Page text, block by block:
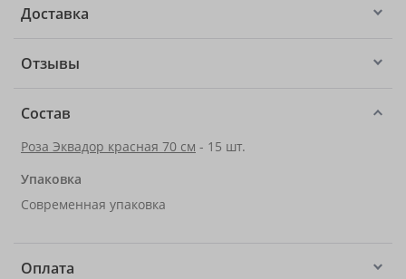
Доставка
Отзывы
Состав
Роза Эквадор красная 70 см - 15 шт.
Упаковка
Современная упаковка
Оплата